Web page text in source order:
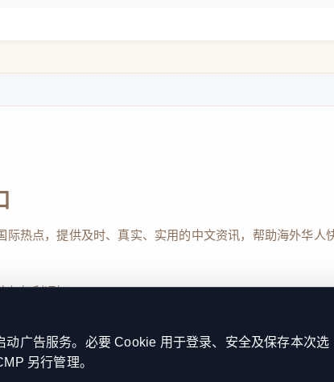
machen es andere EU-Länder
热点，提供及时、真实、实用的中文资讯，帮助海外华人
与权利通知
续优化内容透明度、联系方式与用户权利说明，以提升品牌
广告服务。必要 Cookie 用于登录、安全及保存本次选
另行管理。